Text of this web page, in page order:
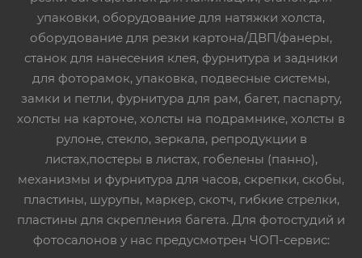
упаковки, оборудование для натяжки холста,
оборудование для резки картона/ДВП/фанеры,
станок для нанесения клея, фурнитура и задники
для фоторамок, упаковка, подвесные системы,
замки и петли, фурнитура для рам, багет, паспарту,
холсты на картоне, холсты на подрамнике, холсты в
рулоне, стекло, зеркала, репродукции в
листах,постеры в листах, гобелены (панно),
механизмы и фурнитура для часов, скрепки, скобы,
пластины, шурупы, маркер, скотч, гибкие стрелки,
пластины для скрепления багета. Для фотостудий и
фотосалонов у нас предусмотрен ЧОП-сервис: